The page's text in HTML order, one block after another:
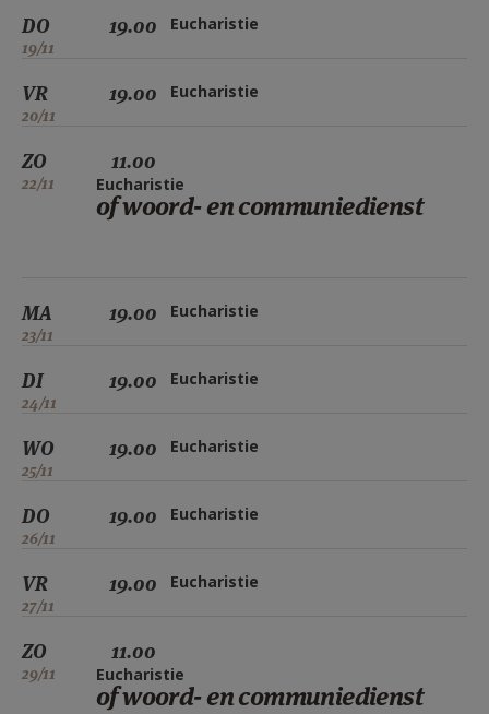
DO
19/11
19.00 Eucharistie
VR
20/11
19.00 Eucharistie
ZO
22/11
11.00
Eucharistie
of woord- en communiedienst
MA
23/11
19.00 Eucharistie
DI
24/11
19.00 Eucharistie
WO
25/11
19.00 Eucharistie
DO
26/11
19.00 Eucharistie
VR
27/11
19.00 Eucharistie
ZO
29/11
11.00
Eucharistie
of woord- en communiedienst